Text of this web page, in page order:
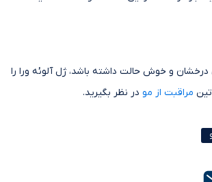
و خوش حالت داشته باشد، ژل آلوئه ورا را
مراقبت از مو در نظر بگیرید.